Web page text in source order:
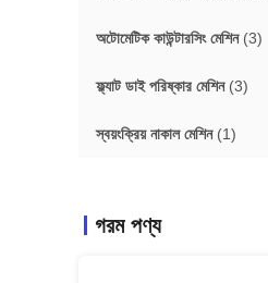
অটোমেটিক কাউন্টারসিং মেশিন(3)
ফ্ল্যাট ডাই পরিষ্কার মেশিন(3)
স্বয়ংক্রিয় নাকাল মেশিন(1)
গরম পণ্য